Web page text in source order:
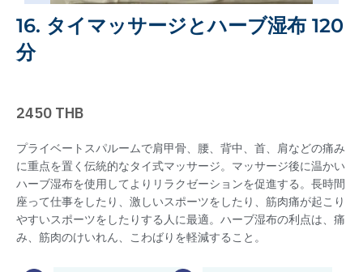
16. タイマッサージとハーブ湿布 120
分
2450 THB
プライベートスパルームで肩甲骨、腰、背中、首、肩などの痛み
に重点を置く伝統的なタイ式マッサージ。マッサージ後に温かい
ハーブ湿布を使用してよりリラクゼーションを促進する。長時間
座って仕事をしたり、激しいスポーツをしたり、筋肉痛が起こり
やすいスポーツをしたりする人に最適。ハーブ湿布の利点は、痛
み、筋肉のけいれん、こわばりを軽減すること。